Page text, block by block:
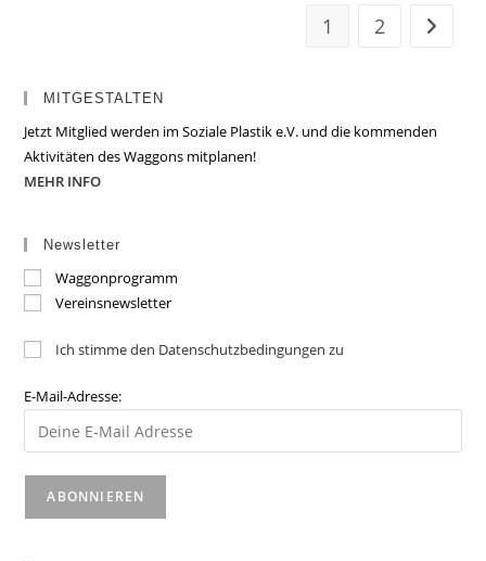
1 2 Zur
MITGESTALTEN
Jetzt Mitglied werden im Soziale Plastik e.V. und die kommenden
Aktivitäten des Waggons mitplanen!
MEHR INFO
Newsletter
Waggonprogramm
Vereinsnewsletter
Ich stimme den Datenschutzbedingungen zu
E-Mail-Adresse: